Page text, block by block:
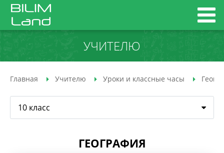
УЧИТЕЛЮ
Главная Учителю Уроки и классные часы
10 класс
ГЕОГРАФИЯ